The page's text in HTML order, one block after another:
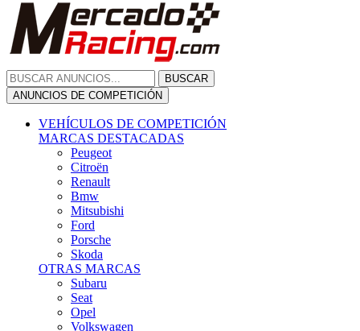
BUSCAR
ANUNCIOS DE COMPETICIÓN
VEHÍCULOS DE COMPETICIÓN
MARCAS DESTACADAS
Peugeot
Citroën
Renault
Bmw
Mitsubishi
Ford
Porsche
Skoda
OTRAS MARCAS
Subaru
Seat
Opel
Volkswagen
Hyundai